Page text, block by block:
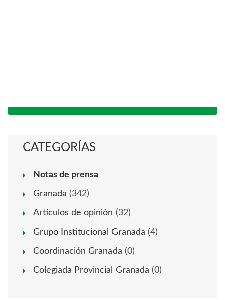
CATEGORÍAS
Notas de prensa
Granada (342)
Artículos de opinión (32)
Grupo Institucional Granada (4)
Coordinación Granada (0)
Colegiada Provincial Granada (0)